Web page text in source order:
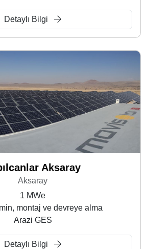
Detaylı Bilgi
Aksaray
Aksaray
1 MWe
montaj ve devreye alma
Arazi GES
Detaylı Bilgi